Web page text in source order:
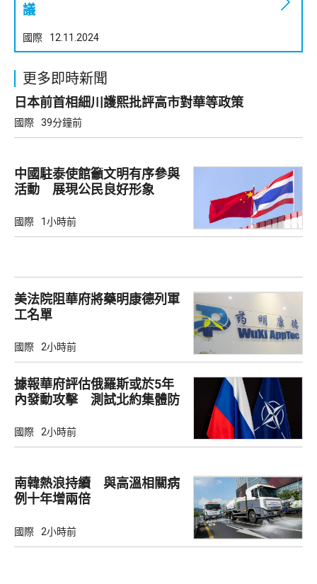
議
國際 12.11.2024
更多即時新聞
日本前首相細川護熙批評高市對華等政策
國際 39分鐘前
中國駐泰使館籲文明有序參與
活動 展現公民良好形象
國際 1小時前
美法院阻華府將藥明康德列軍
工名單
國際 2小時前
據報華府評估俄羅斯或於5年
內發動攻擊 測試北約集體防
國際 2小時前
南韓熱浪持續 與高溫相關病
例十年增兩倍
國際 2小時前